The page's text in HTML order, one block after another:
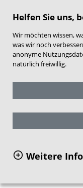
Helfen Sie uns,
Wir möchten wissen,
was wir noch
anonyme
natürlich freiwillig.
Weitere
Sie befinden
einer